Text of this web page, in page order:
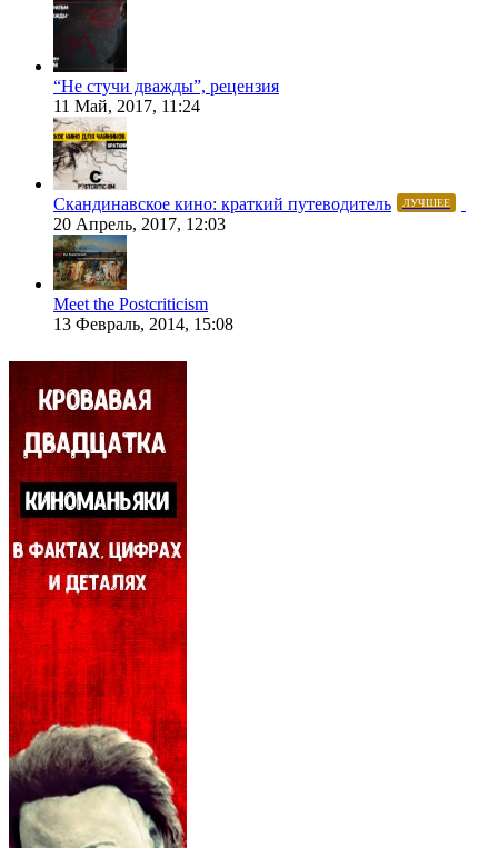
“Не стучи дважды”, рецензия
11 Май, 2017, 11:24
Скандинавское кино: краткий путеводитель ЛУЧШЕЕ
20 Апрель, 2017, 12:03
Meet the Postcriticism
13 Февраль, 2014, 15:08